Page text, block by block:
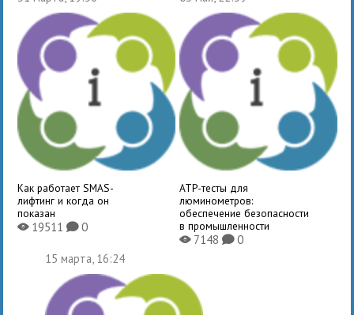
Как работает SMAS-
лифтинг и когда он
показан
X19511K0
ATP-тесты для
люминометров:
обеспечение безопасности
в промышленности
X7148 K0
15 марта, 16:24